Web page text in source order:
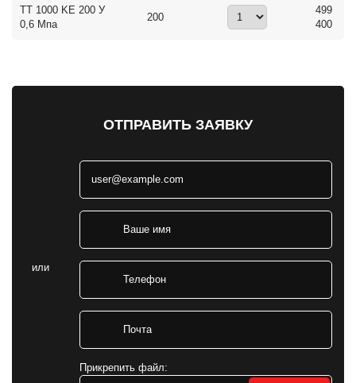
ТТ 1000 KE 200 У
0,6 Мпа
200
499
400
ОТПРАВИТЬ ЗАЯВКУ
или
Прикрепить файл: